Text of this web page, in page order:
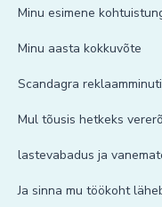
Minu esimene
Minu aasta kokkuvõte
Scandagra
Mul tõusis hetkeks
lastevabadus ja
Ja sinna mu töökoht